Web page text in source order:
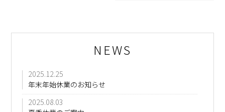
NEWS
2025.12.25
年末年始休業のお知らせ
2025.08.03